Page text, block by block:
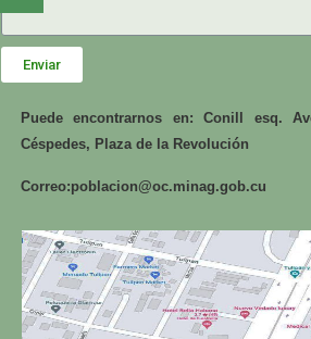
Enviar
Puede encontrarnos en: Conill esq.
Céspedes, Plaza de la Revolución
Correo:poblacion@oc.minag.gob.cu